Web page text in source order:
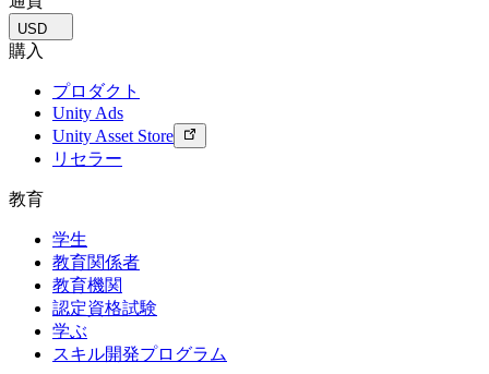
収益化
Unity で宣伝
Unity で収益化
活用事例
モバイルゲーム
Unity でモバイル向けヒット作を制作して成長させる
インディーゲーム
少人数のチームで大規模なゲームを開発する
XR ゲーム
XR ゲームを複数プラットフォーム向けにローンチする
すべてのリソース
新機能
ブログ
更新情報、情報、技術的ヒント
お知らせ
ニュース、ストーリー、プレスセンター
教育機関向けライセンス
認定教材
Unityのマスタリーを証明する
USD
購入
プロダクト
Unity Ads
Unity Asset Store
リセラー
教育
学生
教育関係者
教育機関
認定資格試験
学ぶ
スキル開発プログラム